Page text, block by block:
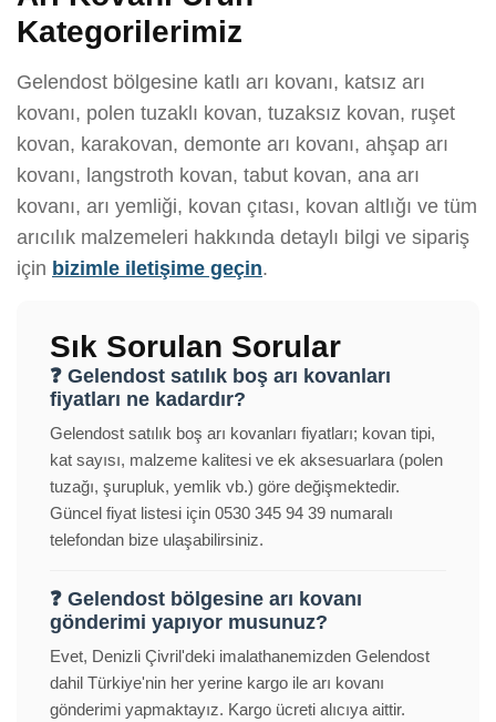
Kategorilerimiz
Gelendost bölgesine katlı arı kovanı, katsız arı
kovanı, polen tuzaklı kovan, tuzaksız kovan, ruşet
kovan, karakovan, demonte arı kovanı, ahşap arı
kovanı, langstroth kovan, tabut kovan, ana arı
kovanı, arı yemliği, kovan çıtası, kovan altlığı ve tüm
arıcılık malzemeleri hakkında detaylı bilgi ve sipariş
için bizimle iletişime geçin.
Sık Sorulan Sorular
❓ Gelendost satılık boş arı kovanları
fiyatları ne kadardır?
Gelendost satılık boş arı kovanları fiyatları; kovan tipi,
kat sayısı, malzeme kalitesi ve ek aksesuarlara (polen
tuzağı, şurupluk, yemlik vb.) göre değişmektedir.
Güncel fiyat listesi için 0530 345 94 39 numaralı
telefondan bize ulaşabilirsiniz.
❓ Gelendost bölgesine arı kovanı
gönderimi yapıyor musunuz?
Evet, Denizli Çivril'deki imalathanemizden Gelendost
dahil Türkiye'nin her yerine kargo ile arı kovanı
gönderimi yapmaktayız. Kargo ücreti alıcıya aittir.